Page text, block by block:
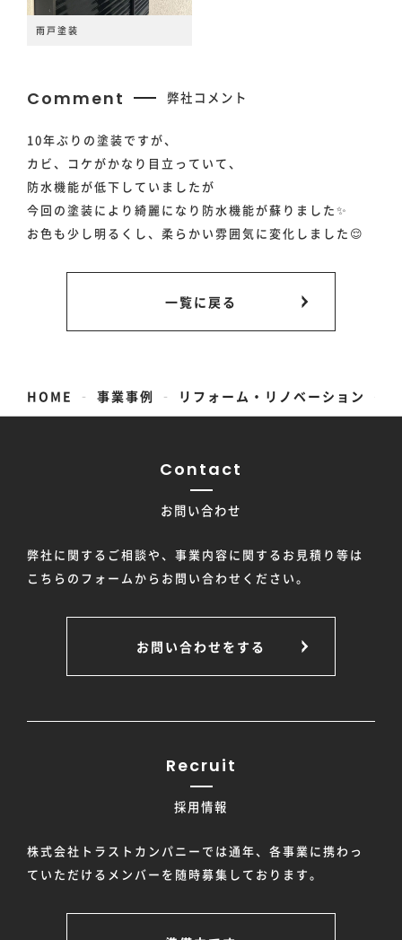
雨戸塗装
Comment 弊社コメント
10年ぶりの塗装ですが、
カビ、コケがかなり目立っていて、
防水機能が低下していましたが
今回の塗装により綺麗になり防水機能が蘇りました✨
お色も少し明るくし、柔らかい雰囲気に変化しました😌
一覧に戻る
HOME - 事業事例 - リフォーム・リノベーション
Contact
お問い合わせ
弊社に関するご相談や、事業内容に関するお見積り等は
こちらのフォームからお問い合わせください。
お問い合わせをする
Recruit
採用情報
株式会社トラストカンパニーでは通年、各事業に携わっ
ていただけるメンバーを随時募集しております。